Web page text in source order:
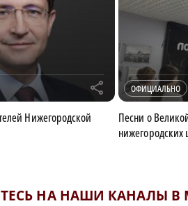
r
Нижегородской
ОФИЦИАЛЬНО
Песни о
нижегородских
НА НАШИ КАНАЛЫ В